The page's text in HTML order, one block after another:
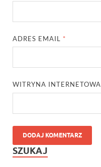
ADRES EMAIL *
WITRYNA INTERNETOWA
SZUKAJ